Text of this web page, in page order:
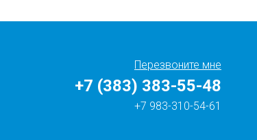
Перезвоните мне
+7 (383) 383-55-48
+7 983-310-54-61